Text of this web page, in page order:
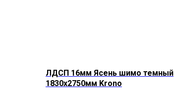
ЛДСП 16мм Ясень шимо темный
1830х2750мм Krono